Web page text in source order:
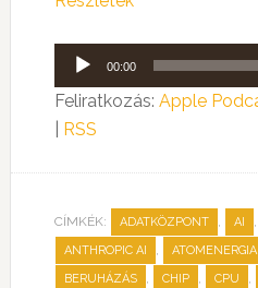
Audió
lejátszó
00:00
Feliratkozás: Apple
RSS
CÍMKÉK: ADATKÖZPONT , AI ,
ANTHROPIC AI , ATOMENERGIA
BERUHÁZÁS , CHIP , CPU ,